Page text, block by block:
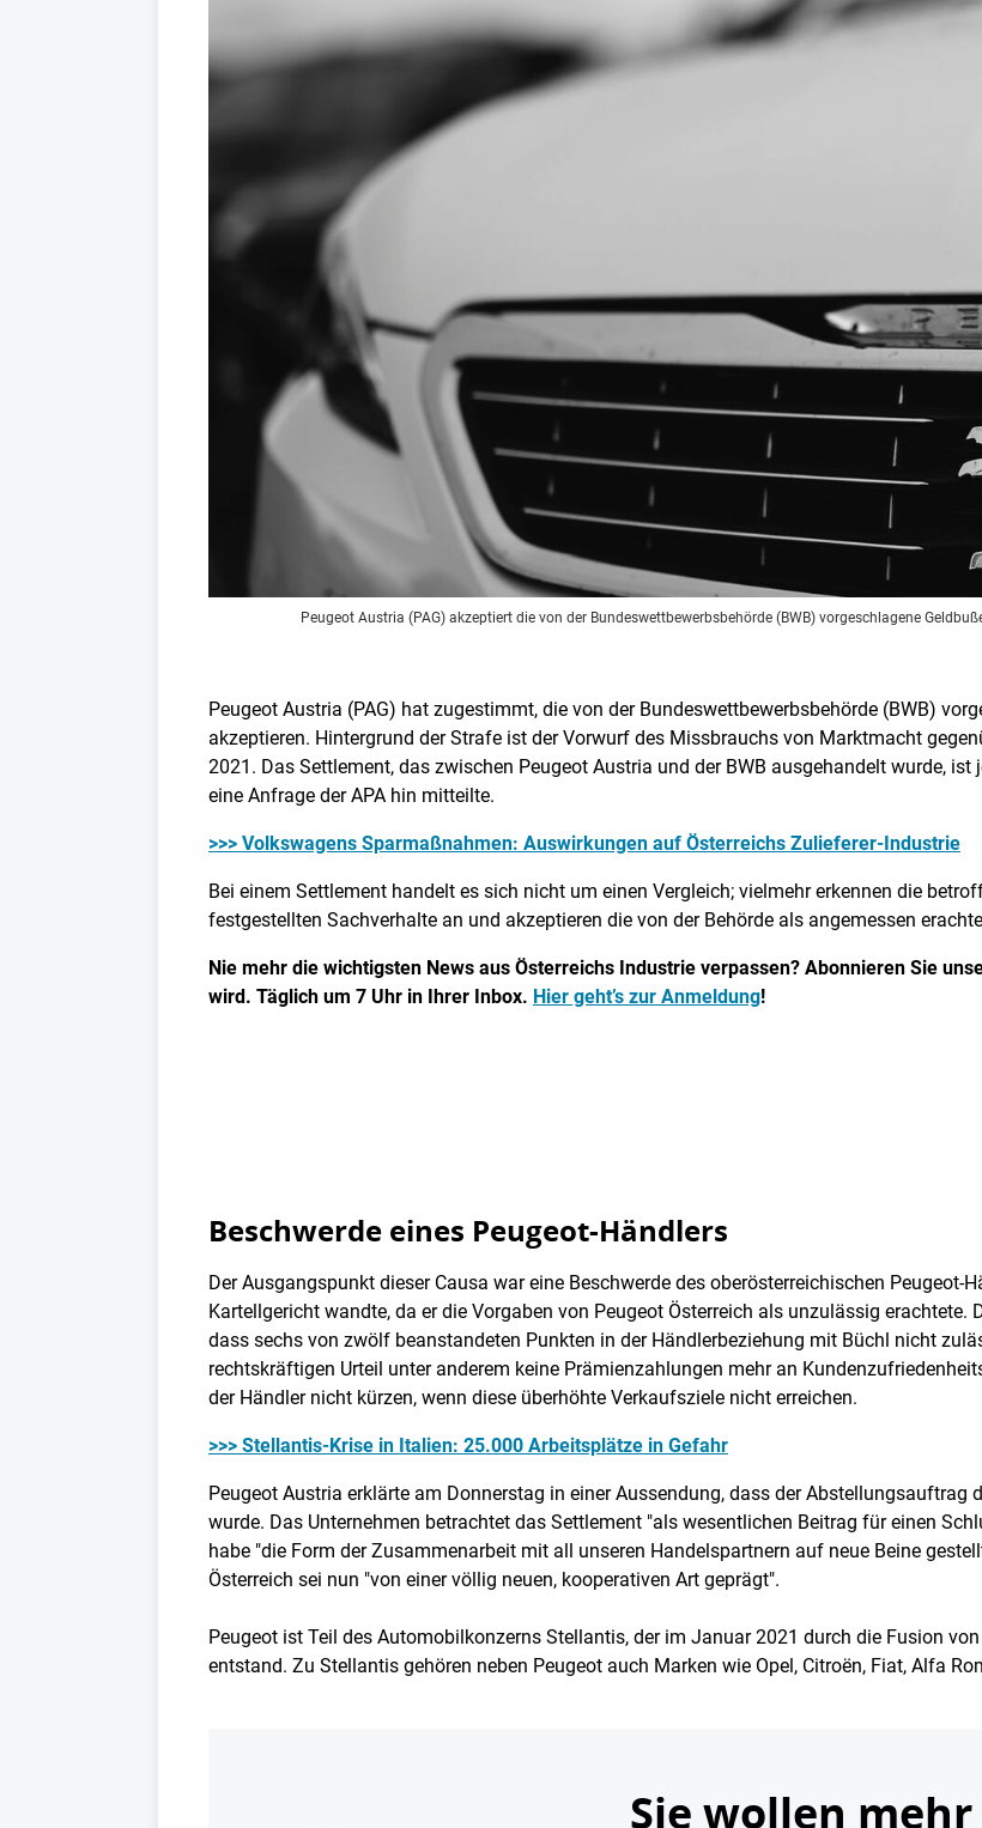
Peugeot Austria (PAG) akzeptiert die von der Bundeswettbewerbsbehörde (BWB) vorgeschlagene
Peugeot Austria (PAG) hat zugestimmt, die von der Bundeswettbewerbsbehörde (BWB)
akzeptieren. Hintergrund der Strafe ist der Vorwurf des Missbrauchs von Marktmacht
2021. Das Settlement, das zwischen Peugeot Austria und der BWB ausgehandelt wurde,
eine Anfrage der APA hin mitteilte.
>>> Volkswagens Sparmaßnahmen: Auswirkungen auf Österreichs Zulieferer-Industrie
Bei einem Settlement handelt es sich nicht um einen Vergleich; vielmehr erkennen die
festgestellten Sachverhalte an und akzeptieren die von der Behörde als angemessen
Nie mehr die wichtigsten News aus Österreichs Industrie verpassen? Abonnieren Sie
wird. Täglich um 7 Uhr in Ihrer Inbox. Hier geht’s zur Anmeldung!
Beschwerde eines Peugeot-Händlers
Der Ausgangspunkt dieser Causa war eine Beschwerde des oberösterreichischen Peugeot-
Kartellgericht wandte, da er die Vorgaben von Peugeot Österreich als unzulässig erachtete.
dass sechs von zwölf beanstandeten Punkten in der Händlerbeziehung mit Büchl nicht
rechtskräftigen Urteil unter anderem keine Prämienzahlungen mehr an
der Händler nicht kürzen, wenn diese überhöhte Verkaufsziele nicht erreichen.
>>> Stellantis-Krise in Italien: 25.000 Arbeitsplätze in Gefahr
Peugeot Austria erklärte am Donnerstag in einer Aussendung, dass der Abstellungsauftrag
wurde. Das Unternehmen betrachtet das Settlement "als wesentlichen Beitrag für einen
habe "die Form der Zusammenarbeit mit all unseren Handelspartnern auf neue Beine
Österreich sei nun "von einer völlig neuen, kooperativen Art geprägt".
Peugeot ist Teil des Automobilkonzerns Stellantis, der im Januar 2021 durch die Fusion
entstand. Zu Stellantis gehören neben Peugeot auch Marken wie Opel, Citroën, Fiat, Alfa
Sie wollen